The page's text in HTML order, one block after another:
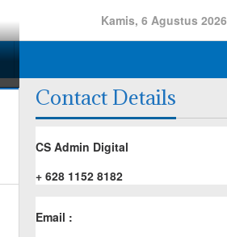
Kamis, 6 Agustus 2026
Contact Details
CS Admin Digital
+ 628 1152 8182
Email :